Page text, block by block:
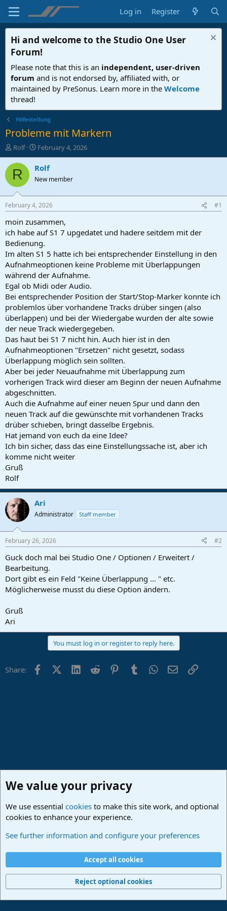
Log in Register
Hi and welcome to the Studio One User
Forum!
Please note that this is an independent, user-driven
forum and is not endorsed by, affiliated with, or
maintained by PreSonus. Learn more in the Welcome
thread!
Hilfestellung
Probleme mit Markern
T
h
r
e
d
t
a
t
e
r
Rolf
S
t
a
t
a
t
e
February 4, 2026
R Rolf
New member
February 4, 2026 #1
moin zusammen,
ich habe auf S1 7 upgedatet und hadere seitdem mit der
Bedienung.
Im alten S1 5 hatte ich bei entsprechender Einstellung in den
Aufnahmeoptionen keine Probleme mit Überlappungen
während der Aufnahme.
Egal ob Midi oder Audio.
Bei entsprechender Position der Start/Stop-Marker konnte ich
problemlos über vorhandene Tracks drüber singen (also
überlappen) und bei der Wiedergabe wurden der alte sowie
der neue Track wiedergegeben.
Das haut bei S1 7 nicht hin. Auch hier ist in den
Aufnahmeoptionen "Ersetzen" nicht gesetzt, sodass
Überlappung möglich sein sollten.
Aber bei jeder Neuaufnahme mit Überlappung zum
vorherigen Track wird dieser am Beginn der neuen Aufnahme
abgeschnitten.
Auch die Aufnahme auf einer neuen Spur und dann den
neuen Track auf die gewünschte mit vorhandenen Tracks
drüber schieben, bringt dasselbe Ergebnis.
Hat jemand von euch da eine Idee?
Ich bin sicher, dass das eine Einstellungssache ist, aber ich
komme nicht weiter
Gruß
Rolf
Ari
Administrator Staff member
February 26, 2026 #2
Guck doch mal bei Studio One / Optionen / Erweitert /
Bearbeitung.
Dort gibt es ein Feld "Keine Überlappung ... " etc.
Möglicherweise musst du diese Option ändern.
Gruß
Ari
You must log in or register to reply here.
Share: FacebookX (Twitter)
LinkedIn
Reddit PinterestTumblrWhatsApp
EmailLink
Terms and rules Privacy policy
Home
R
Community platform by XenForo® © 2010-2024 XenForo Ltd.
We value your privacy
We use essential cookies to make this site work, and optional
cookies to enhance your experience.
See further information and configure your preferences
Accept all cookies
Reject optional cookies